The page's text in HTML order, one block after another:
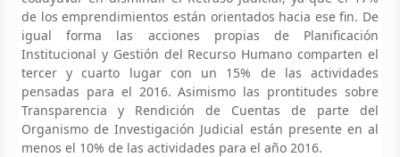
de los emprendimientos están orientados hacia ese fin. De
igual forma las acciones propias de Planificación
Institucional y Gestión del Recurso Humano comparten el
tercer y cuarto lugar con un 15% de las actividades
pensadas para el 2016. Asimismo las prontitudes sobre
Transparencia y Rendición de Cuentas de parte del
Organismo de Investigación Judicial están presente en al
menos el 10% de las actividades para el año 2016.